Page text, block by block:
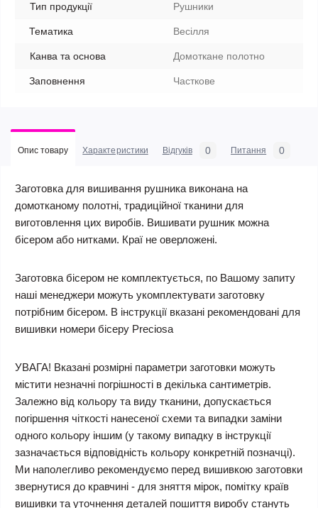
Тип продукції Рушники
Тематика Весілля
Канва та основа Домоткане полотно
Заповнення Часткове
Опис товару Характеристики Відгуків 0 Питання 0
Заготовка для вишивання рушника виконана на
домотканому полотні, традиційної тканини для
виготовлення цих виробів. Вишивати рушник можна
бісером або нитками. Краї не оверложені.
Заготовка бісером не комплектується, по Вашому запиту
наші менеджери можуть укомплектувати заготовку
потрібним бісером. В інструкції вказані рекомендовані для
вишивки номери бісеру Preciosa
УВАГА! Вказані розмірні параметри заготовки можуть
містити незначні погрішності в декілька сантиметрів.
Залежно від кольору та виду тканини, допускається
погіршення чіткості нанесеної схеми та випадки заміни
одного кольору іншим (у такому випадку в інструкції
зазначається відповідність кольору конкретній позначці).
Ми наполегливо рекомендуємо перед вишивкою заготовки
звернутися до кравчині - для зняття мірок, помітку країв
вишивки та уточнення деталей пошиття виробу стануть